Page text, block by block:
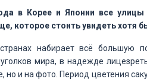
в Корее и Японии все
которое стоить увидеть хотя
набирает всё большую
мира, в надежде
но и на фото. Период цветения